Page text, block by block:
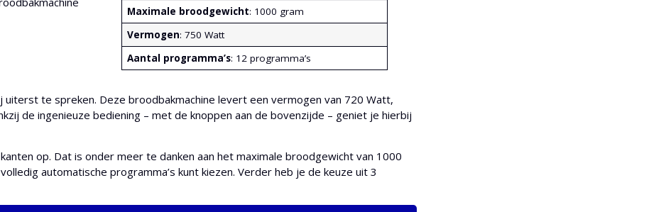
Maximale broodgewicht: 1000 gram
Vermogen: 750 Watt
Aantal programma’s: 12 programma’s
te spreken. Deze broodbakmachine levert een vermogen van 720 Watt,
de ingenieuze bediening – met de knoppen aan de bovenzijde – geniet je hierbij
op. Dat is onder meer te danken aan het maximale broodgewicht van 1000
automatische programma’s kunt kiezen. Verder heb je de keuze uit 3